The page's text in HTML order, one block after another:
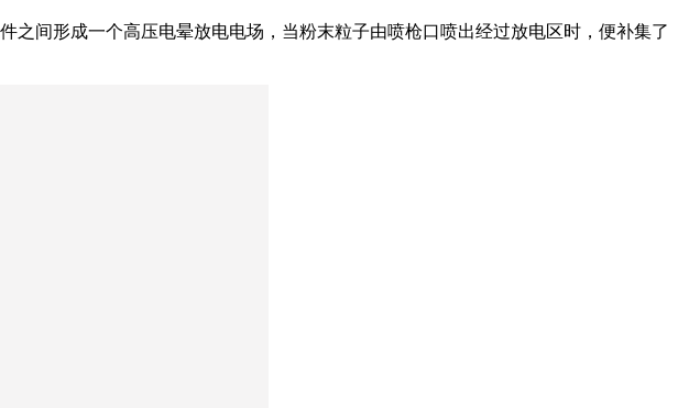
间形成一个高压电晕放电电场，当粉末粒子由喷枪口喷出经过放电区时，便补集了